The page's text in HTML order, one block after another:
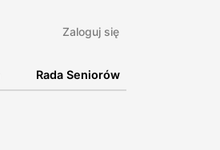
Zaloguj się
Rada Seniorów